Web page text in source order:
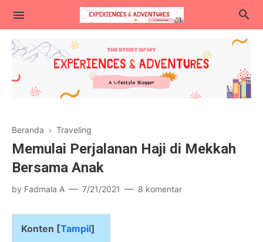
Kuliner
Blogging & Teknologi
Parenting
Beranda › Traveling
Memulai Perjalanan Haji di Mekkah
Bersama Anak
by Fadmala A 7/21/2021 8 komentar
Konten [Tampil]